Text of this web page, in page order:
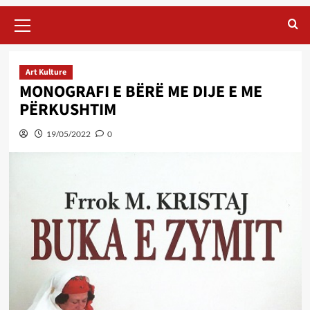
Menu
Art Kulture
MONOGRAFI E BËRË ME DIJE E ME
PËRKUSHTIM
19/05/2022 0